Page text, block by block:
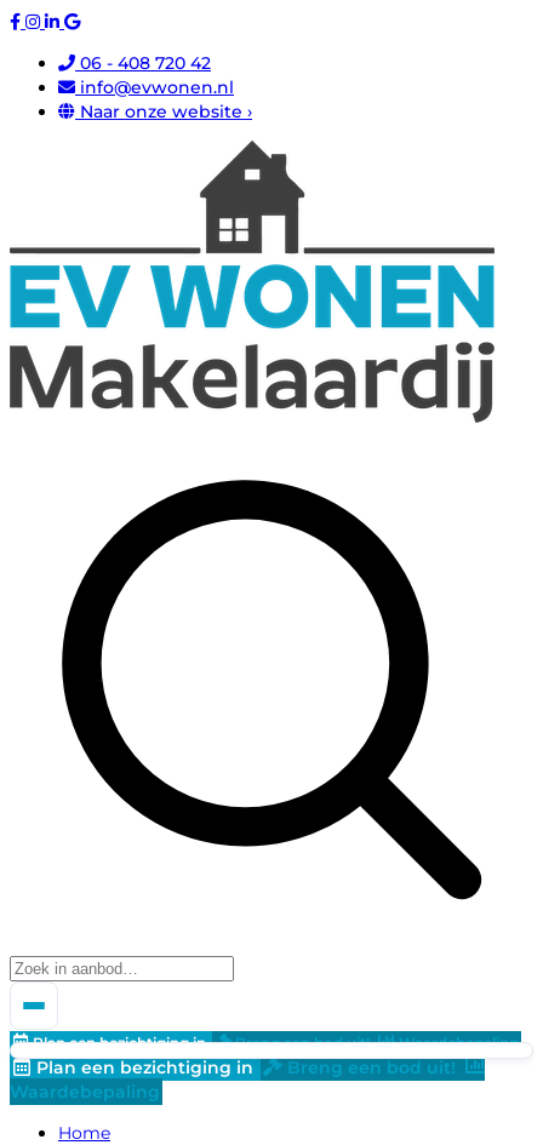
06 - 408 720 42
info@evwonen.nl
Naar onze website ›
Plan een bezichtiging in Breng een bod uit! Waardebepaling
Plan een bezichtiging in
Breng een bod uit!
Waardebepaling
Home